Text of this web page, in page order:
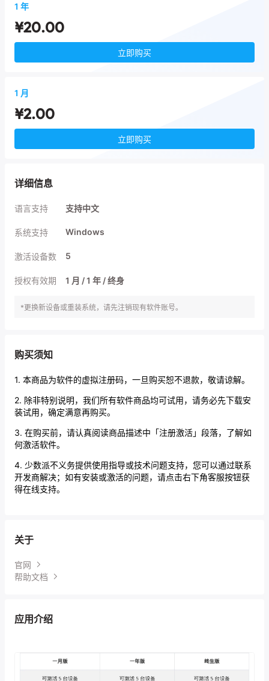
1 年
¥20.00
立即购买
1 月
¥2.00
立即购买
详细信息
语言支持 支持中文
系统支持 Windows
激活设备数 5
授权有效期 1 月 / 1 年 / 终身
*更换新设备或重装系统，请先注销现有软件账号。
购买须知
1. 本商品为软件的虚拟注册码，一旦购买恕不退款，敬请谅解。
2. 除非特别说明，我们所有软件商品均可试用，请务必先下载安
装试用，确定满意再购买。
3. 在购买前，请认真阅读商品描述中「注册激活」段落，了解如
何激活软件。
4. 少数派不义务提供使用指导或技术问题支持，您可以通过联系
开发商解决；如有安装或激活的问题，请点击右下角客服按钮获
得在线支持。
关于
官网
帮助文档
应用介绍